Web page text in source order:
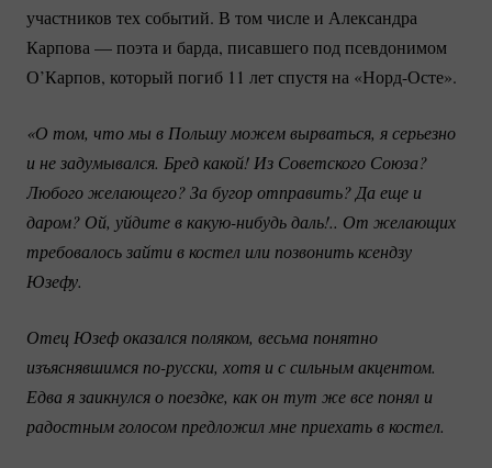
участников тех событий. В том числе и Александра
Карпова — поэта и барда, писавшего под псевдонимом
О’Карпов, который погиб 11 лет спустя на «Норд-Осте».
«О том, что мы в Польшу можем вырваться, я серьезно
и не задумывался. Бред какой! Из Советского Союза?
Любого желающего? За бугор отправить? Да еще и
даром? Ой, уйдите в какую-нибудь даль!.. От желающих
требовалось зайти в костел или позвонить ксендзу
Юзефу.
Отец Юзеф оказался поляком, весьма понятно
изъяснявшимся по-русски, хотя и с сильным акцентом.
Едва я заикнулся о поездке, как он тут же все понял и
радостным голосом предложил мне приехать в костел.